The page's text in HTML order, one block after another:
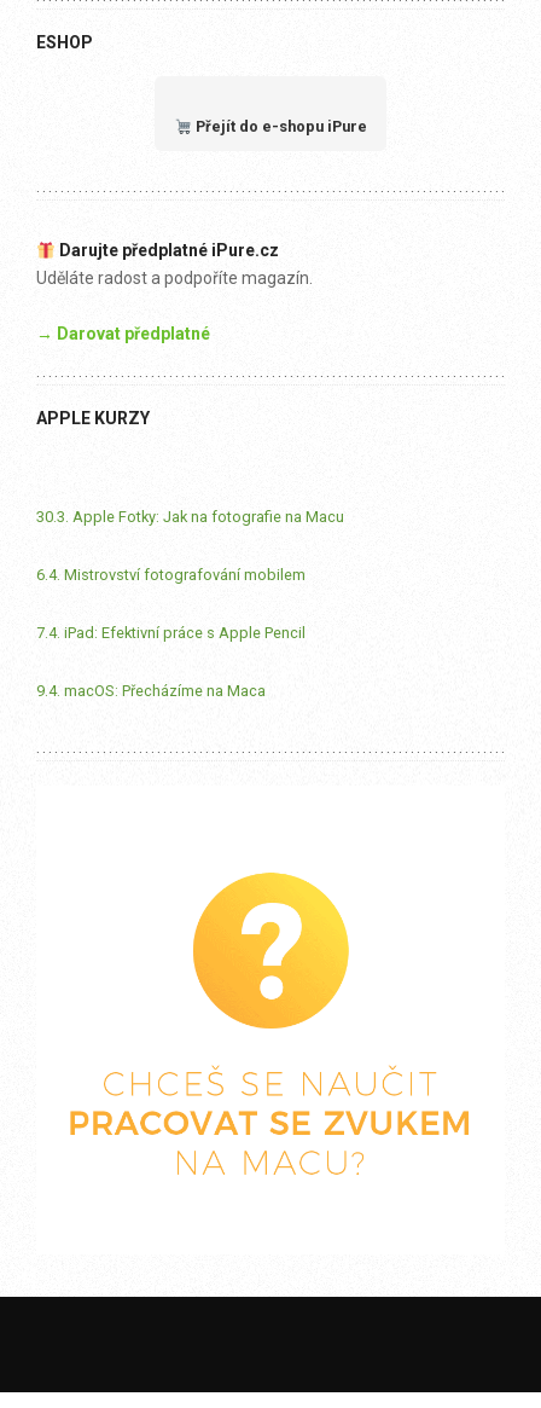
ESHOP
Přejít do e-shopu iPure
Darujte předplatné iPure.cz
Uděláte radost a podpoříte magazín.
→ Darovat předplatné
APPLE KURZY
30.3. Apple Fotky: Jak na fotografie na Macu
6.4. Mistrovství fotografování mobilem
7.4. iPad: Efektivní práce s Apple Pencil
9.4. macOS: Přecházíme na Maca